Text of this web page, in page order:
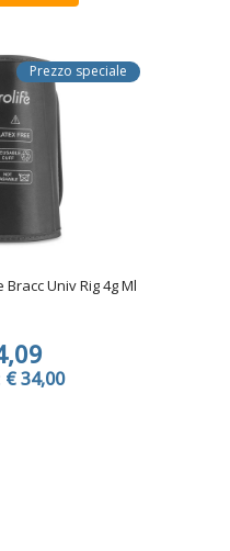
Prezzo speciale
Univ Rig 4g Ml
€ 34,00